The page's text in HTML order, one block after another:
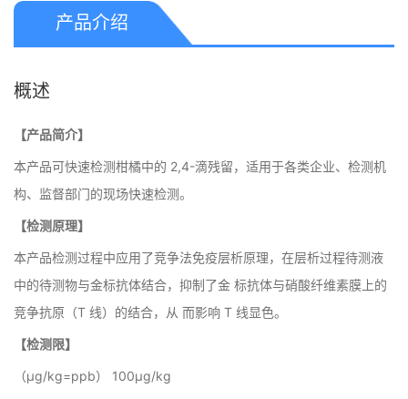
产品介绍
概述
【产品简介】
本产品可快速检测柑橘中的 2,4-滴残留，适用于各类企业、检测机
构、监督部门的现场快速检测。
【检测原理】
本产品检测过程中应用了竞争法免疫层析原理，在层析过程待测液
中的待测物与金标抗体结合，抑制了金 标抗体与硝酸纤维素膜上的
竞争抗原（T 线）的结合，从 而影响 T 线显色。
【检测限】
（μg/kg=ppb） 100μg/kg